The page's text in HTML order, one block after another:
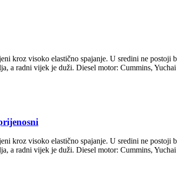
kroz visoko elastično spajanje. U sredini ne postoji
a radni vijek je duži. Diesel motor: Cummins,
kroz visoko elastično spajanje. U sredini ne postoji
a radni vijek je duži. Diesel motor: Cummins,